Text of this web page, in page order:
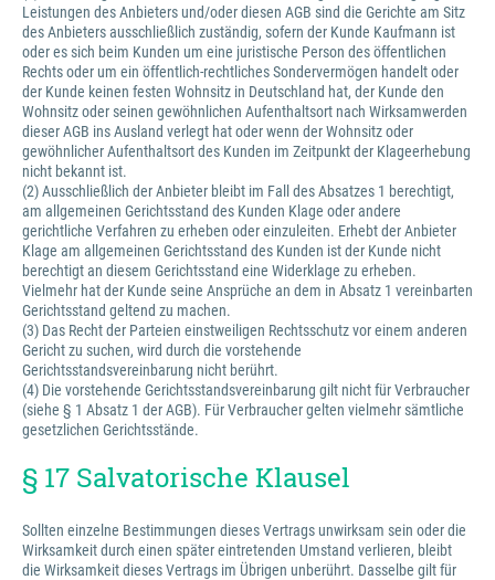
Leistungen des Anbieters und/oder diesen AGB sind die Gerichte am Sitz
des Anbieters ausschließlich zuständig, sofern der Kunde Kaufmann ist
oder es sich beim Kunden um eine juristische Person des öffentlichen
Rechts oder um ein öffentlich-rechtliches Sondervermögen handelt oder
der Kunde keinen festen Wohnsitz in Deutschland hat, der Kunde den
Wohnsitz oder seinen gewöhnlichen Aufenthaltsort nach Wirksamwerden
dieser AGB ins Ausland verlegt hat oder wenn der Wohnsitz oder
gewöhnlicher Aufenthaltsort des Kunden im Zeitpunkt der Klageerhebung
nicht bekannt ist.
(2) Ausschließlich der Anbieter bleibt im Fall des Absatzes 1 berechtigt,
am allgemeinen Gerichtsstand des Kunden Klage oder andere
gerichtliche Verfahren zu erheben oder einzuleiten. Erhebt der Anbieter
Klage am allgemeinen Gerichtsstand des Kunden ist der Kunde nicht
berechtigt an diesem Gerichtsstand eine Widerklage zu erheben.
Vielmehr hat der Kunde seine Ansprüche an dem in Absatz 1 vereinbarten
Gerichtsstand geltend zu machen.
(3) Das Recht der Parteien einstweiligen Rechtsschutz vor einem anderen
Gericht zu suchen, wird durch die vorstehende
Gerichtsstandsvereinbarung nicht berührt.
(4) Die vorstehende Gerichtsstandsvereinbarung gilt nicht für Verbraucher
(siehe § 1 Absatz 1 der AGB). Für Verbraucher gelten vielmehr sämtliche
gesetzlichen Gerichtsstände.
§ 17 Salvatorische Klausel
Sollten einzelne Bestimmungen dieses Vertrags unwirksam sein oder die
Wirksamkeit durch einen später eintretenden Umstand verlieren, bleibt
die Wirksamkeit dieses Vertrags im Übrigen unberührt. Dasselbe gilt für